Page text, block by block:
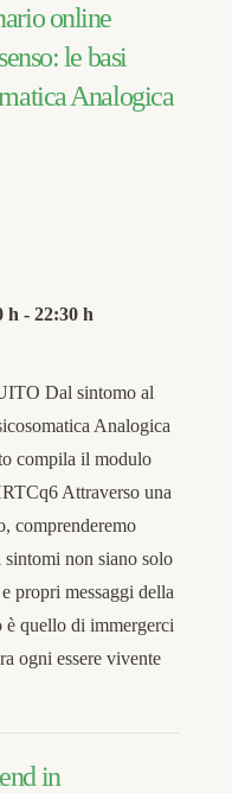
online
le basi
Analogica
h - 22:30 h
Dal sintomo al
Analogica
compila il modulo
Attraverso una
comprenderemo
non siano solo
propri messaggi della
è quello di immergerci
ogni essere vivente
in